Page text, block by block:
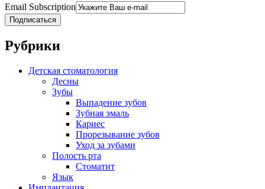
Email Subscription
Подписаться
Рубрики
Детская стоматология
Десны
Зубы
Выпадение зубов
Зубная эмаль
Кариес
Прорезывание зубов
Уход за зубами
Полость рта
Стоматит
Язык